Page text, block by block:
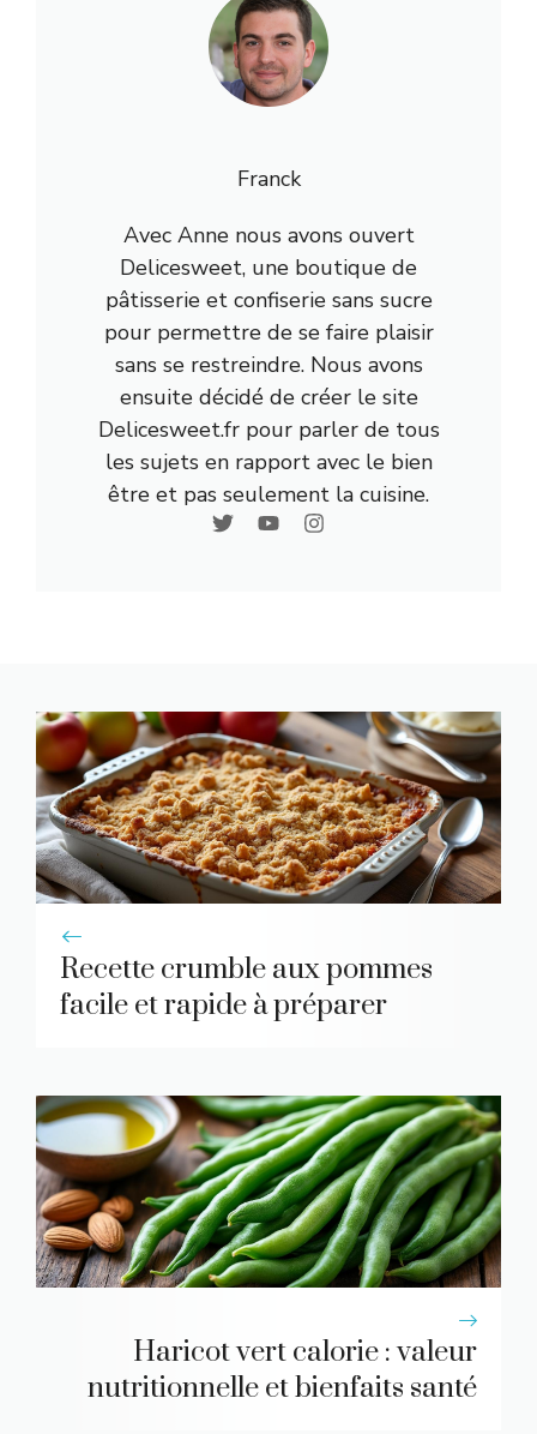
Franck
Avec Anne nous avons ouvert
Delicesweet, une boutique de
pâtisserie et confiserie sans sucre
pour permettre de se faire plaisir
sans se restreindre. Nous avons
ensuite décidé de créer le site
Delicesweet.fr pour parler de tous
les sujets en rapport avec le bien
être et pas seulement la cuisine.
Recette crumble aux pommes
facile et rapide à préparer
Haricot vert calorie : valeur
nutritionnelle et bienfaits santé